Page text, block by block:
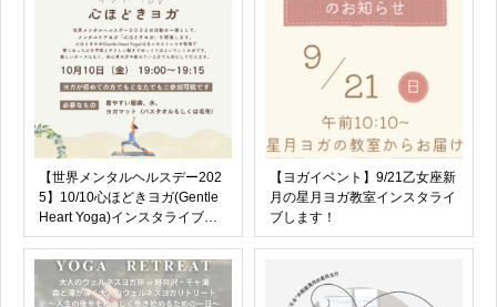
【世界メンタルヘルスデー202
5】10/10心ほどきヨガ(Gentle
Heart Yoga)インスタライブし
ます！
【ヨガイベント】9/21乙女座新
月の星月ヨガ教室インスタライ
ブします！